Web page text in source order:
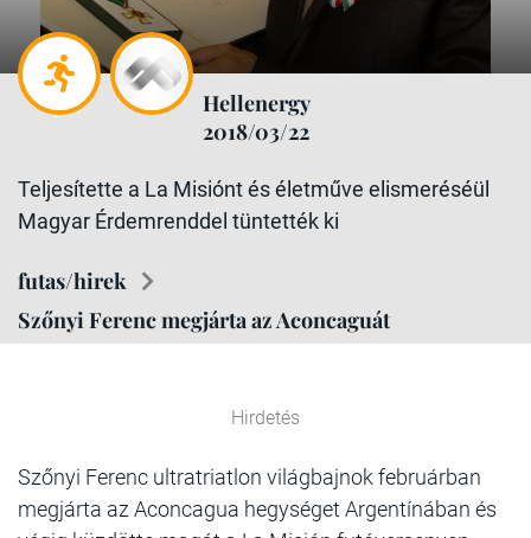
Hellenergy
2018/03/22
Teljesítette a La Misiónt és életműve elismeréséül
Magyar Érdemrenddel tüntették ki
futas/hirek
Szőnyi Ferenc megjárta az Aconcaguát
Hirdetés
Szőnyi Ferenc ultratriatlon világbajnok februárban
megjárta az Aconcagua hegységet Argentínában és